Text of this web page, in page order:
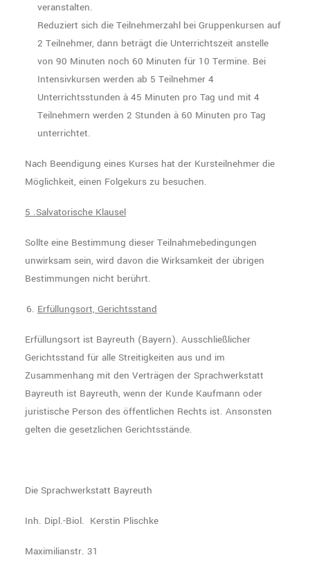
veranstalten.
Reduziert sich die Teilnehmerzahl bei Gruppenkursen auf
2 Teilnehmer, dann beträgt die Unterrichtszeit anstelle
von 90 Minuten noch 60 Minuten für 10 Termine. Bei
Intensivkursen werden ab 5 Teilnehmer 4
Unterrichtsstunden à 45 Minuten pro Tag und mit 4
Teilnehmern werden 2 Stunden à 60 Minuten pro Tag
unterrichtet.
Nach Beendigung eines Kurses hat der Kursteilnehmer die
Möglichkeit, einen Folgekurs zu besuchen.
5 .Salvatorische Klausel
Sollte eine Bestimmung dieser Teilnahmebedingungen
unwirksam sein, wird davon die Wirksamkeit der übrigen
Bestimmungen nicht berührt.
Erfüllungsort, Gerichtsstand
Erfüllungsort ist Bayreuth (Bayern). Ausschließlicher
Gerichtsstand für alle Streitigkeiten aus und im
Zusammenhang mit den Verträgen der Sprachwerkstatt
Bayreuth ist Bayreuth, wenn der Kunde Kaufmann oder
juristische Person des öffentlichen Rechts ist. Ansonsten
gelten die gesetzlichen Gerichtsstände.
Die Sprachwerkstatt Bayreuth
Inh. Dipl.-Biol. Kerstin Plischke
Maximilianstr. 31